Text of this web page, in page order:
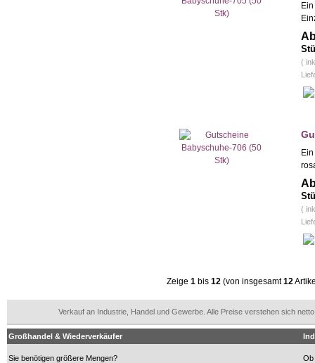
(
(
Zeige 1 bis 12 (von insgesamt12
Verkauf an Industrie, Handel und Gewerbe. Alle Preise verstehen sich
Großhandel & Wiederverkäufer
Sie benötigen größere Mengen?
Ob